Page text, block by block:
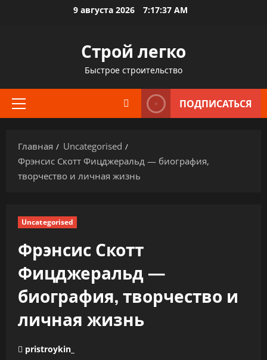
9 августа 2026 7:17:38 AM
Строй легко
Быстрое строительство
Основное
ПОДПИСАТЬСЯ
Главная
Uncategorised
Фрэнсис Скотт Фицджеральд — биография,
творчество и личная жизнь
Uncategorised
Фрэнсис Скотт
Фицджеральд —
биография, творчество и
личная жизнь
pristroykin_